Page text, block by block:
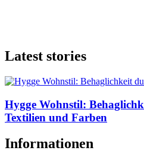
Latest stories
Hygge Wohnstil:
Textilien und Farben
Informationen